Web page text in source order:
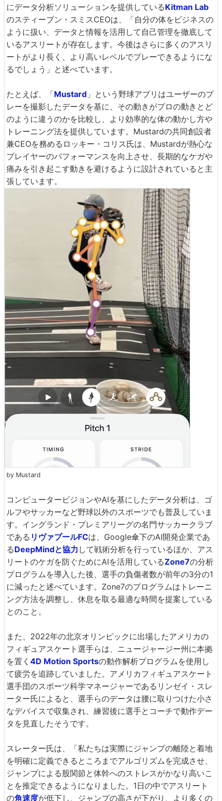
にデータ分析ソリューションを提供しているKitman Lab
のスティーブン・スミスCEOは、「自分の体をビジネスの
ように扱い、データと情報を活用して自己管理を徹底して
いるアスリートが存在します。今後はさらに多くのアスリ
ートがより長く、より高いレベルでプレーできるようにな
るでしょう」と述べています。
たとえば、「Mustard 」という野球アプリはユーザーのプ
レーを撮影したデータを基に、その動きがプロの動きとど
のように違うのかを比較し、より効率的な体の動かし方や
トレーニング法を提供しています。Mustardの共同創設者
兼CEOを務めるロッキー・コリス氏は、Mustardが熱心な
プレイヤーのパフォーマンスを向上させ、長期的なケガや
痛みを引き起こす動きを避けるように設計されていると主
張しています。
by Mustard
コンピュータービジョンやAIを基にしたデータ分析は、ゴ
ルフやサッカーなど野球以外のスポーツでも普及していま
す。イングランド・プレミアリーグの名門サッカークラブ
である リヴァプールFCは、Google傘下のAI開発企業であ
るDeepMindと協力 して戦術分析を行っているほか、アス
リートのケガを防ぐためにAIを活用しているZone7の分析
プログラムを導入した後、選手の負傷者数が前年の3分の1
に減ったと述べています。Zone7のプログラムはトレーニ
ング方法を調整し、休息を取る最適な時間を提案している
とのこと。
また、2022年の北京オリンピックに出場したアメリカの
フィギュアスケート選手らは、ニュージャージー州に本拠
を置く 4D Motion Sportsの動作解析プログラムを使用し
て疲労を追跡していました。アメリカフィギュアスケート
選手団のスポーツ科学マネージャーであるリンゼイ・スレ
ーター氏によると、選手らのデータは腰に取りつけた小さ
なデバイスで収集され、練習後に選手とコーチで動作デー
タを見直したそうです。
スレーター氏は、「私たちは実際にジャンプの離陸と着地
を明確に定義できるところまでアルゴリズムを完成させ、
ジャンプによる股関節と体幹へのストレスがかなり高いこ
とを推定できるようになりました。1日の中でアスリート
の角速度が低下し、ジャンプの高さが下がり、より多くの